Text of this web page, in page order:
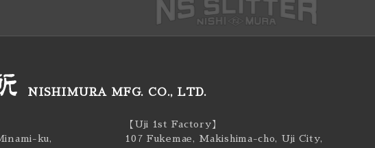
NISHIMURA MFG. CO., LTD.
ku,
【Uji 1st Factory】
107 Fukemae, Makishima-cho, Uji City,